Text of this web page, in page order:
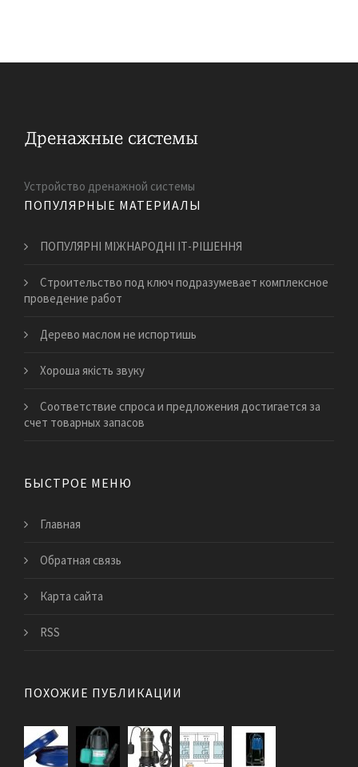
Устройство дренажной системы
ПОПУЛЯРНЫЕ МАТЕРИАЛЫ
ПОПУЛЯРНІ МІЖНАРОДНІ ІТ-РІШЕННЯ
Строительство под ключ подразумевает комплексное
проведение работ
​Дерево маслом не испортишь
Хороша якість зву​ку
Соответствие спроса и предложения достигается за
счет товарных запасов
БЫСТРОЕ МЕНЮ
Главная
Обратная связь
Карта сайта
RSS
ПОХОЖИЕ ПУБЛИКАЦИИ